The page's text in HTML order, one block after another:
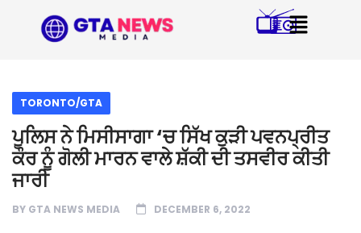
TORONTO/GTA
ਪੁਲਿਸ ਨੇ ਮਿਸੀਸਾਗਾ ‘ਚ ਸਿੱਖ ਕੁੜੀ ਪਵਨਪ੍ਰੀਤ
ਕੌਰ ਨੂੰ ਗੋਲੀ ਮਾਰਨ ਵਾਲੇ ਸ਼ੱਕੀ ਦੀ ਤਸਵੀਰ ਕੀਤੀ
ਜਾਰੀ
BY GTA NEWS MEDIA DECEMBER 6, 2022